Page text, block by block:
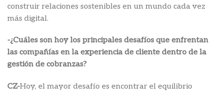
construir relaciones sostenibles en un mundo cada vez
más digital.
-¿Cuáles son hoy los principales desafíos que enfrentan
las compañías en la experiencia de cliente dentro de la
gestión de cobranzas?
CZ-Hoy, el mayor desafío es encontrar el equilibrio